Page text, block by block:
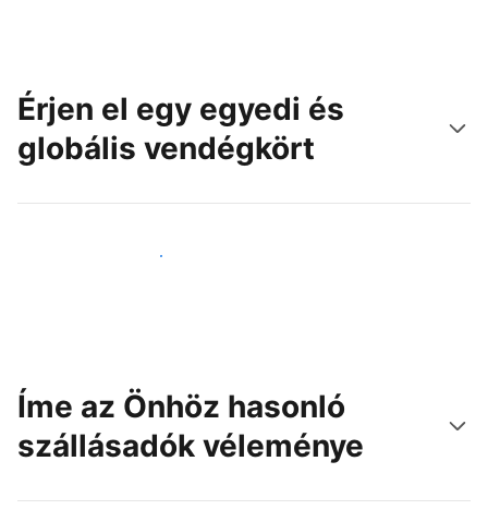
Érjen el egy egyedi és
globális vendégkört
Érjen el új vendégeket még ma
Íme az Önhöz hasonló
szállásadók véleménye